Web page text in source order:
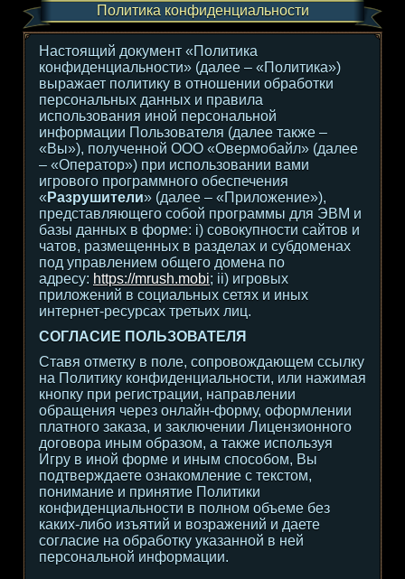
Политика конфиденциальности
Настоящий документ «Политика
конфиденциальности» (далее – «Политика»)
выражает политику в отношении обработки
персональных данных и правила
использования иной персональной
информации Пользователя (далее также –
«Вы»), полученной ООО «Овермобайл» (далее
– «Оператор») при использовании вами
игрового программного обеспечения
«Разрушители» (далее – «Приложение»),
представляющего собой программы для ЭВМ и
базы данных в форме: i) совокупности сайтов и
чатов, размещенных в разделах и субдоменах
под управлением общего домена по
адресу: https://mrush.mobi; ii) игровых
приложений в социальных сетях и иных
интернет-ресурсах третьих лиц.
СОГЛАСИЕ ПОЛЬЗОВАТЕЛЯ
Ставя отметку в поле, сопровождающем ссылку
на Политику конфиденциальности, или нажимая
кнопку при регистрации, направлении
обращения через онлайн-форму, оформлении
платного заказа, и заключении Лицензионного
договора иным образом, а также используя
Игру в иной форме и иным способом, Вы
подтверждаете ознакомление с текстом,
понимание и принятие Политики
конфиденциальности в полном объеме без
каких-либо изъятий и возражений и даете
согласие на обработку указанной в ней
персональной информации.